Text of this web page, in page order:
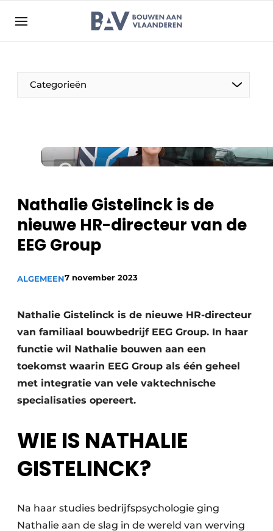
Bedrijven
Bouwen aan Vlaanderen | Platform voor de bouw
Evenement aanmelden
Meest gelezen
Nieuwsbrief
Podcasts
Video’s
Aanmelden
Bedrijven
Bedrijven
Categorieën
Beton & Staalbouw
BIM
Dak & Gevel
Houtbouw
Interieurarchitectuur
Nathalie Gistelinck is de
nieuwe HR-directeur van de
EEG Group
ALGEMEEN7 november 2023
Nathalie Gistelinck is de nieuwe HR-directeur
van familiaal bouwbedrijf EEG Group. In haar
functie wil Nathalie bouwen aan een
toekomst waarin EEG Group als één geheel
met integratie van vele vaktechnische
specialisaties opereert.
WIE IS NATHALIE
GISTELINCK?
Na haar studies bedrijfspsychologie ging
Nathalie aan de slag in de wereld van werving